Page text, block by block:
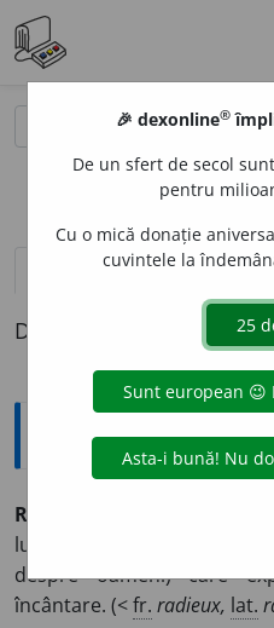
definiții (1) pronunțievolume_up
Definiția cu ID-ul 486267:
Explicative DEX
RADI
1.
luminos, strălucitor. 2. (
despre oameni) care
încântare. (<fr. radieux, lat.
🎉 dexonline®
De un sfert de secol
pentru
Cu o mică donație
cuvintele la